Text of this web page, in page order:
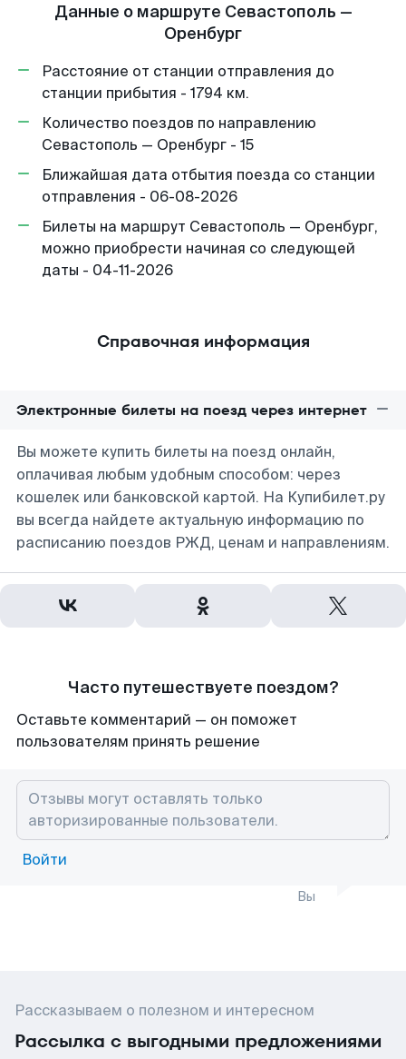
Данные о маршруте Севастополь —
Оренбург
Расстояние от станции отправления до
станции прибытия - 1794 км.
Количество поездов по направлению
Севастополь — Оренбург - 15
Ближайшая дата отбытия поезда со станции
отправления - 06-08-2026
Билеты на маршрут Севастополь — Оренбург,
можно приобрести начиная со следующей
даты - 04-11-2026
Справочная информация
Электронные билеты на поезд через интернет
Вы можете купить билеты на поезд онлайн,
оплачивая любым удобным способом: через
кошелек или банковской картой. На Купибилет.ру
вы всегда найдете актуальную информацию по
расписанию поездов РЖД, ценам и направлениям.
Часто путешествуете поездом?
Оставьте комментарий — он поможет
пользователям принять решение
Войти
Вы
Рассказываем о полезном и интересном
Рассылка с выгодными предложениями